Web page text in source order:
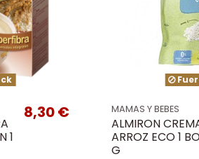
1
8,30 € MAMAS Y BEBES
ALMIRON
ARROZ ECO 1
G